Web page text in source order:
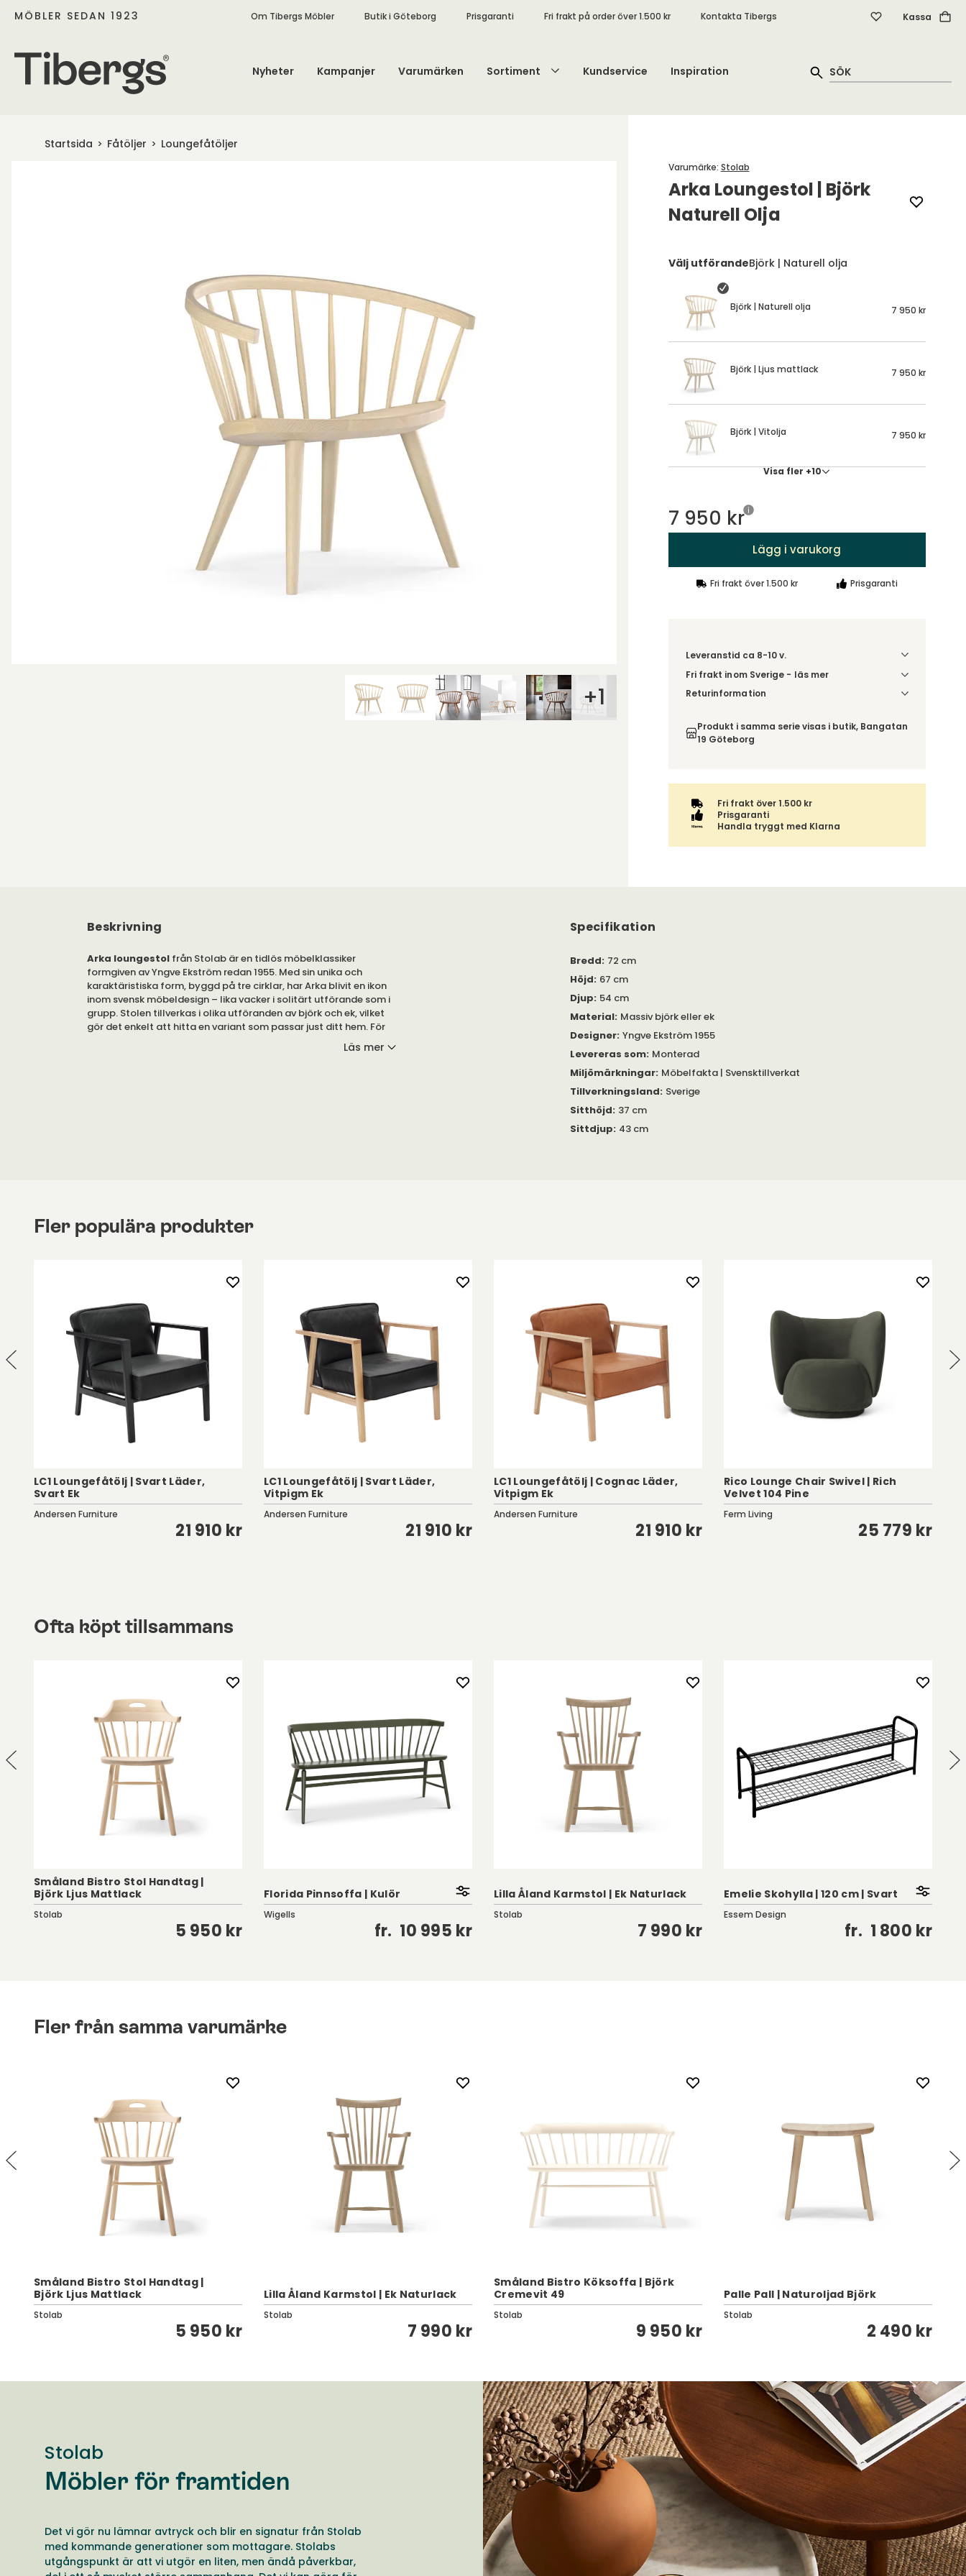
MÖBLER SEDAN 1923 Om Tibergs Möbler Butik i Göteborg Prisgaranti Fri frakt på order över 1.500 kr Kontakta Tibergs Kassa
Nyheter Kampanjer Varumärken Sortiment Kundservice Inspiration
Startsida Fåtöljer Loungefåtöljer
+1
Arka Loungestol | Björk
Naturell Olja
Varumärke: Stolab
Välj utförandeBjörk | Naturell olja
Björk | Naturell olja 7 950 kr
Björk | Ljus mattlack 7 950 kr
Björk | Vitolja 7 950 kr
Visa fler +10
7 950 kr
Lägg i varukorg
Fri frakt över 1.500 kr Prisgaranti
Leveranstid ca 8-10 v.
Fri frakt inom Sverige - läs mer
Denna vara skickas till din port/tomtgräns. Innan
andra produkter skickas hela ordern tillsammans.
Returinformation
omfattas därför inte av ångerrätten.
Produkt i samma serie visas i butik, Bangatan
19 Göteborg
Fri frakt över 1.500 kr
Prisgaranti
Handla tryggt med Klarna
Beskrivning
Arka loungestol från Stolab är en tidlös möbelklassiker
formgiven av Yngve Ekström redan 1955. Med sin unika och
karaktäristiska form, byggd på tre cirklar, har Arka blivit en ikon
inom svensk möbeldesign – lika vacker i solitärt utförande som i
grupp. Stolen tillverkas i olika utföranden av björk och ek, vilket
gör det enkelt att hitta en variant som passar just ditt hem. För
den som önskar ännu högre komfort kan loungestolen
kompletteras med en Arka sittdyna i exklusivt läder – ett stilfullt
Läs mer
Specifikation
Bredd: 72 cm
Höjd: 67 cm
Djup: 54 cm
Material: Massiv björk eller ek
Designer: Yngve Ekström 1955
Levereras som: Monterad
Miljömärkningar: Möbelfakta | Svensktillverkat
Tillverkningsland: Sverige
Sitthöjd: 37 cm
Sittdjup: 43 cm
Fler populära produkter
LC1 Loungefåtölj | Svart Läder,
Svart Ek
Andersen Furniture
21 910 kr
LC1 Loungefåtölj | Svart Läder,
Vitpigm Ek
Andersen Furniture
21 910 kr
LC1 Loungefåtölj | Cognac Läder,
Vitpigm Ek
Andersen Furniture
21 910 kr
Rico Lounge Chair Swivel | Rich
Velvet 104 Pine
Ferm Living
25 779 kr
Ofta köpt tillsammans
Småland Bistro Stol Handtag |
Björk Ljus Mattlack
Stolab
5 950 kr
Florida Pinnsoffa | Kulör
Wigells
fr. 10 995 kr
Lilla Åland Karmstol | Ek Naturlack
Stolab
7 990 kr
Emelie Skohylla | 120 cm | Svart
Essem Design
fr. 1 800 kr
Fler från samma varumärke
Småland Bistro Stol Handtag |
Björk Ljus Mattlack
Stolab
5 950 kr
Lilla Åland Karmstol | Ek Naturlack
Stolab
7 990 kr
Småland Bistro Köksoffa | Björk
Cremevit 49
Stolab
9 950 kr
Palle Pall | Naturoljad Björk
Stolab
2 490 kr
Stolab
Möbler för framtiden
Det vi gör nu lämnar avtryck och blir en signatur från Stolab
med kommande generationer som mottagare. Stolabs
utgångspunkt är att vi utgör en liten, men ändå påverkbar,